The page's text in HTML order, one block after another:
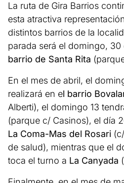
La ruta de Gira Barrios
esta atractiva
distintos barrios de la
parada será el domingo, 30
barrio de Santa Rita
En el mes de abril, el
realizará en el barrio
Alberti), el domingo 13
(parque c/ Casinos), el día
La Coma-Mas del Rosari
de salud), mientras que el
toca el turno a La Canyada